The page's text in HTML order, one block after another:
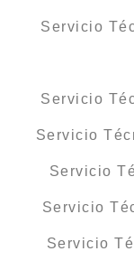
Servicio
Servicio
Servicio
Servicio
Servicio
Servicio